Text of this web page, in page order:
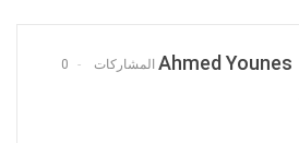
Ahmed Younes
0